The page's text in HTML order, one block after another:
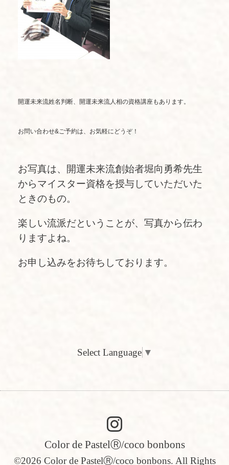
開運未来流姓名判断、開運未来流人相の資格講座もあります。
お問い合わせ&ご予約は、お気軽にどうぞ！
お写真は、開運未来流創始者堀向勇希先生
からマイスター資格を授与していただいた
ときのもの。
楽しい流派だということが、写真から伝わ
りますよね。
お申し込みをお待ちしております。
Select Language ▼
Color de PastelⓇ/coco bonbons
©2026 Color de PastelⓇ/coco bonbons. All Rights